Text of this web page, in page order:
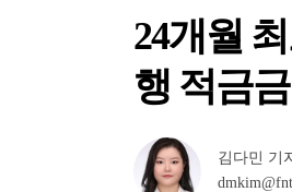
24개월
행 적금
김다민 기